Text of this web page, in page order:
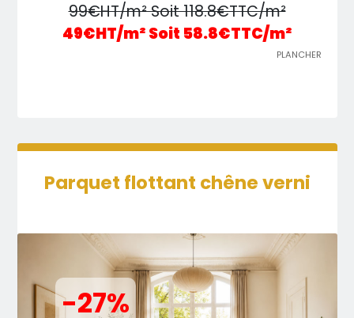
99€HT/m² Soit 118.8€TTC/m²
49€HT/m² Soit 58.8€TTC/m²
PLANCHER
Parquet flottant chêne verni
-27%